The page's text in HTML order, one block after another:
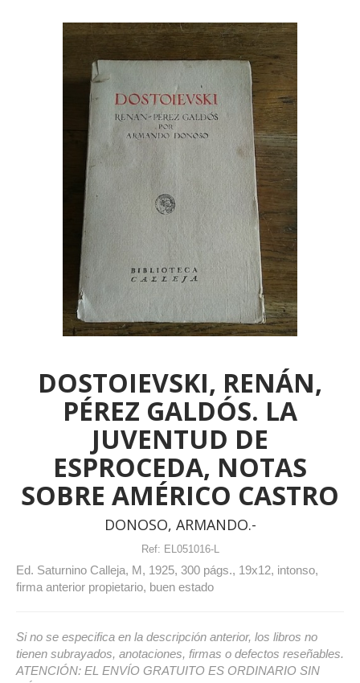
DOSTOIEVSKI, RENÁN,
PÉREZ GALDÓS. LA
JUVENTUD DE
ESPROCEDA, NOTAS
SOBRE AMÉRICO CASTRO
DONOSO, ARMANDO.-
Ref: EL051016-L
Ed. Saturnino Calleja, M, 1925, 300 págs., 19x12, intonso,
firma anterior propietario, buen estado
Si no se especifica en la descripción anterior, los libros no
tienen subrayados, anotaciones, firmas o defectos reseñables.
ATENCIÓN: EL ENVÍO GRATUITO ES ORDINARIO SIN